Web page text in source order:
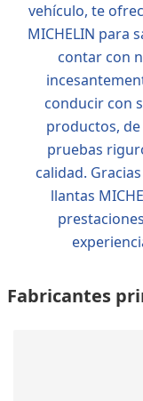
vehículo, te
MICHELIN para
contar con
conducir con
productos,
pruebas
calidad.
llantas
Fabricantes